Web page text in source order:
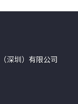
深圳）有限公司